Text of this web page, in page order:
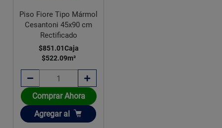
Piso Fiore Tipo Mármol
Cesantoni 45x90 cm
Rectificado
$851.01Caja
$522.09m²
Comprar Ahora
Añadir
Agregar al